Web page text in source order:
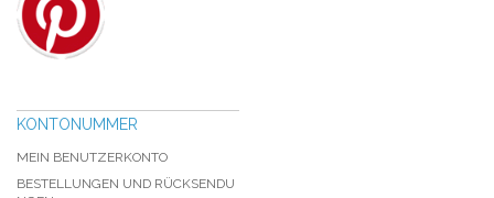
KONTONUMMER
MEIN BENUTZERKONTO
BESTELLUNGEN UND RÜCKSENDU